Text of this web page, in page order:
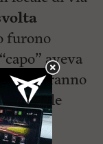
furono
aveva
poi verranno
delle